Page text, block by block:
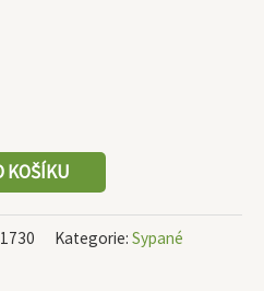
KOŠÍKU
Kategorie: Sypané